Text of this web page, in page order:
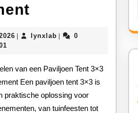
Ontdek
Veelzijdigheid
van
een
Paviljoen
20
lynxlablynxlab
0
Een paviljoen tent 3×3 is
praktische oplossing voor
van tuinfeesten tot